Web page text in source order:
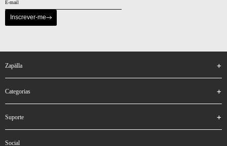
Inscrever-me
zapälla
categorias
suporte
social